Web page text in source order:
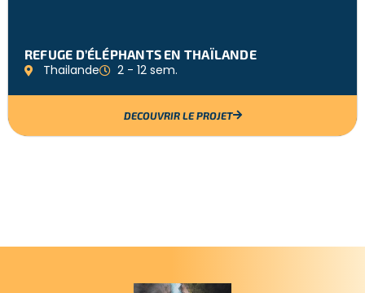
REFUGE D’ÉLÉPHANTS EN THAÏLANDE
Thailande 2 - 12 sem.
DECOUVRIR LE PROJET